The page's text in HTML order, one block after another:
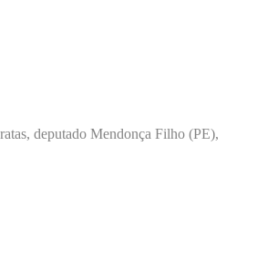
deputado Mendonça Filho (PE),